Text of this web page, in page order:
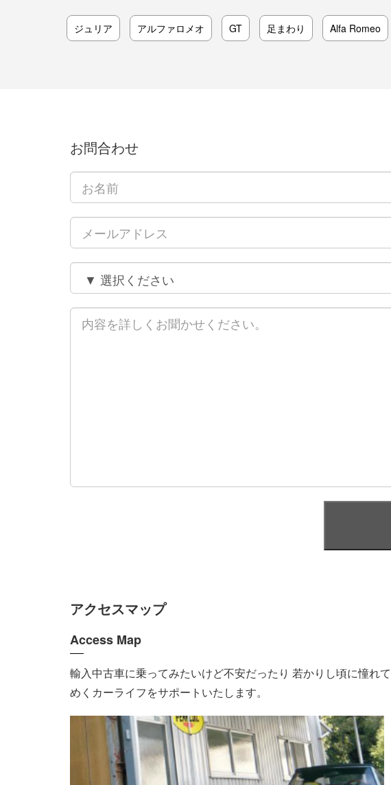
ジュリア アルファロメオ GT 足まわり Alfa Romeo
お問合わせ
アクセスマップ
Access Map
輸入中古車に乗ってみたいけど不安だったり 若かりし頃に憧れ
めくカーライフをサポートいたします。